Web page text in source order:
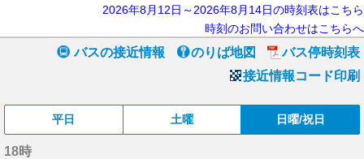
2026年8月12日～2026年8月14日の時刻表はこちら
時刻のお問い合わせはこちらへ
バスの接近情報 のりば地図
バス停時刻表
接近情報コード印刷
平日 土曜 日曜/祝日
18時